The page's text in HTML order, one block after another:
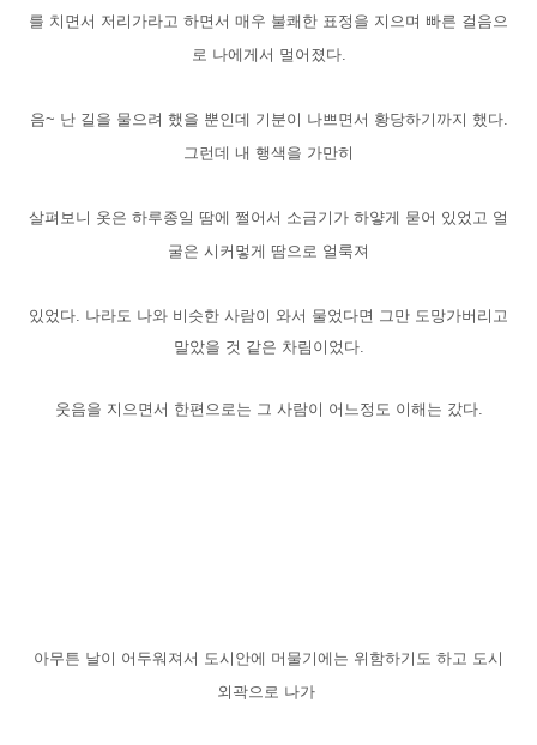
를 치면서 저리가라고 하면서 매우 불쾌한 표정을 지으며 빠른 걸음으
로 나에게서 멀어졌다.
음~ 난 길을 물으려 했을 뿐인데 기분이 나쁘면서 황당하기까지 했다.
그런데 내 행색을 가만히
살펴보니 옷은 하루종일 땀에 쩔어서 소금기가 하얗게 묻어 있었고 얼
굴은 시커멓게 땀으로 얼룩져
있었다. 나라도 나와 비슷한 사람이 와서 물었다면 그만 도망가버리고
말았을 것 같은 차림이었다.
웃음을 지으면서 한편으로는 그 사람이 어느정도 이해는 갔다.
아무튼 날이 어두워져서 도시안에 머물기에는 위함하기도 하고 도시
외곽으로 나가